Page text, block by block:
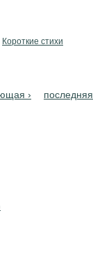
Короткие стихи
›
последняя